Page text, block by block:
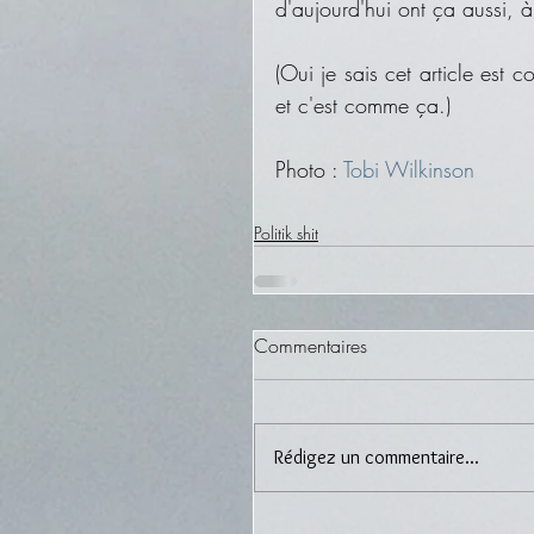
d'aujourd'hui ont ça aussi,
(Oui je sais cet article est
et c'est comme ça.)
Photo : Tobi Wilkinson
Politik shit
Commentaires
Rédigez un commentaire...